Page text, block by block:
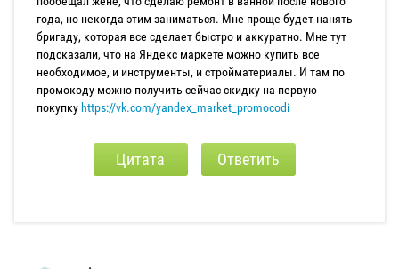
года, но некогда этим заниматься. Мне проще будет нанять
бригаду, которая все сделает быстро и аккуратно. Мне тут
подсказали, что на Яндекс маркете можно купить все
необходимое, и инструменты, и стройматериалы. И там по
промокоду можно получить сейчас скидку на первую
покупку https://vk.com/yandex_market_promocodi
Цитата Ответить